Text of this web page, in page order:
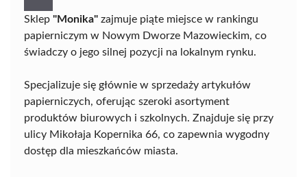
Sklep "Monika" zajmuje piąte miejsce w rankingu
papierniczym w Nowym Dworze Mazowieckim, co
świadczy o jego silnej pozycji na lokalnym rynku.
Specjalizuje się głównie w sprzedaży artykułów
papierniczych, oferując szeroki asortyment
produktów biurowych i szkolnych. Znajduje się przy
ulicy Mikołaja Kopernika 66, co zapewnia wygodny
dostęp dla mieszkańców miasta.